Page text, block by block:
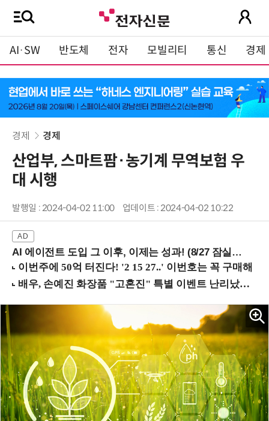
AI·SW 반도체 전자 모빌리티 통신 경제
경제 경제
산업부, 스마트팜·농기계 무역보험 우
대 시행
발행일 : 2024-04-02 11:00 업데이트 : 2024-04-02 10:22
AI 에이전트 도입 그 이후, 이제는 성과! (8/27 잠실역)